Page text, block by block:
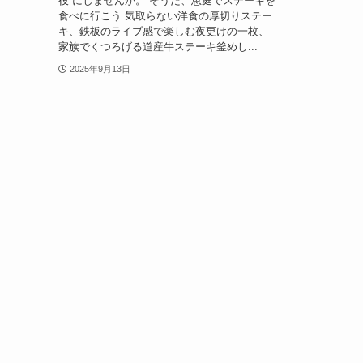
食べに行こう 気取らない洋食の厚切りステー
キ、鉄板のライブ感で楽しむ夜更けの一枚、
家族でくつろげる道産牛ステーキ釜めし...
2025年9月13日